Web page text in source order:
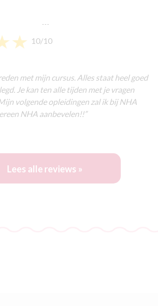
---
10/10
met mijn cursus. Alles staat heel goed
Je kan ten alle tijden met je vragen
volgende opleidingen zal ik bij NHA
NHA aanbevelen!!”
Lees alle reviews »